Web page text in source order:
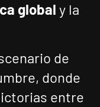
global y la
de
donde
entre